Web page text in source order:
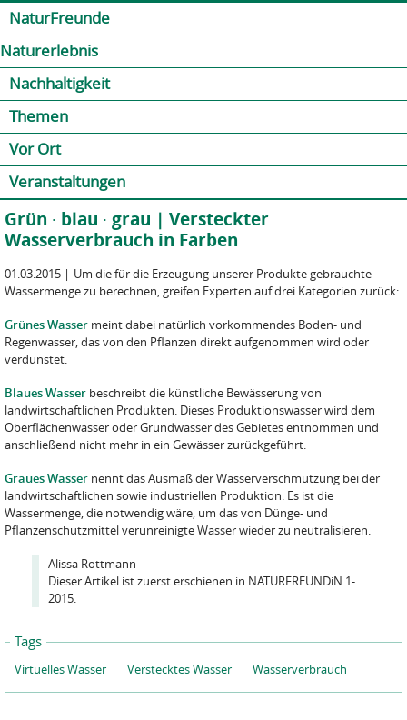
NaturFreunde
Naturerlebnis
Nachhaltigkeit
Themen
Vor Ort
Veranstaltungen
Grün ∙ blau ∙ grau | Versteckter
Wasserverbrauch in Farben
01.03.2015 | Um die für die Erzeugung unserer Produkte gebrauchte
Wassermenge zu berechnen, greifen Experten auf drei Kategorien zurück:
Grünes Wasser meint dabei natürlich vorkommendes Boden- und
Regenwasser, das von den Pflanzen direkt aufgenommen wird oder
verdunstet.
Blaues Wasser beschreibt die künstliche Bewässerung von
landwirtschaftlichen Produkten. Dieses Produktionswasser wird dem
Oberflächenwasser oder Grundwasser des Gebietes entnommen und
anschließend nicht mehr in ein Gewässer zurückgeführt.
Graues Wasser nennt das Ausmaß der Wasserverschmutzung bei der
landwirtschaftlichen sowie industriellen Produktion. Es ist die
Wassermenge, die notwendig wäre, um das von Dünge- und
Pflanzenschutzmittel verunreinigte Wasser wieder zu neutralisieren.
Alissa Rottmann
Dieser Artikel ist zuerst erschienen in NATURFREUNDiN 1-
2015.
Tags
Virtuelles Wasser Verstecktes Wasser Wasserverbrauch